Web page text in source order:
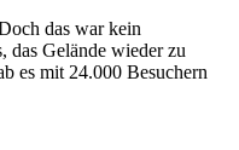
das Gelände wieder zu
es mit 24.000 Besuchern